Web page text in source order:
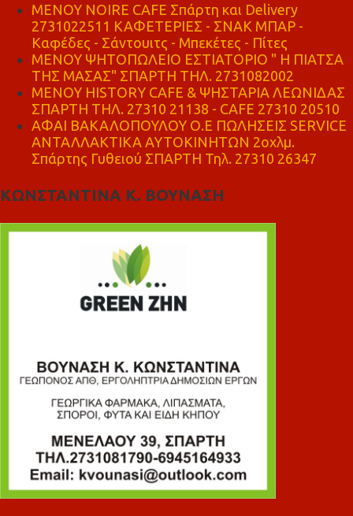
MENOY NOIRE CAFE Σπάρτη και Delivery
2731022511 ΚΑΦΕΤΕΡΙΕΣ - ΣΝΑΚ ΜΠΑΡ -
Καφέδες - Σάντουιτς - Μπεκέτες - Πίτες
ΜΕΝΟΥ ΨΗΤΟΠΩΛΕΙΟ ΕΣΤΙΑΤΟΡΙΟ " Η ΠΙΑΤΣΑ
ΤΗΣ ΜΑΣΑΣ" ΣΠΑΡΤΗ ΤΗΛ. 2731082002
ΜΕΝΟΥ HISTORY CAFE & ΨΗΣΤΑΡΙΑ ΛΕΩΝΙΔΑΣ
ΣΠΑΡΤΗ ΤΗΛ. 27310 21138 - CAFE 27310 20510
ΑΦΑΙ ΒΑΚΑΛΟΠΟΥΛΟΥ Ο.Ε ΠΩΛΗΣΕΙΣ SERVICE
ΑΝΤΑΛΛΑΚΤΙΚΑ ΑΥΤΟΚΙΝΗΤΩΝ 2οχλμ.
Σπάρτης Γυθειού ΣΠΑΡΤΗ Τηλ. 27310 26347
ΚΩΝΣΤΑΝΤΙΝΑ Κ. ΒΟΥΝΑΣΗ